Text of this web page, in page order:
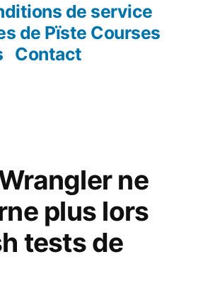
de service
de Pïste Courses
Contact
ne
plus lors
tests de